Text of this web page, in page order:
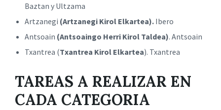
Baztan y Ultzama
Artzanegi (Artzanegi Kirol Elkartea). Ibero
Antsoain (Antsoaingo Herri Kirol Taldea). Antsoain
Txantrea (Txantrea Kirol Elkartea). Txantrea
TAREAS A REALIZAR EN
CADA CATEGORIA